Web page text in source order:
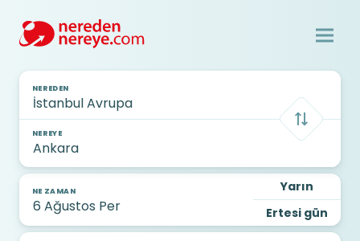
NEREDEN
NEREYE
NE ZAMAN
Yarın
Ertesi gün